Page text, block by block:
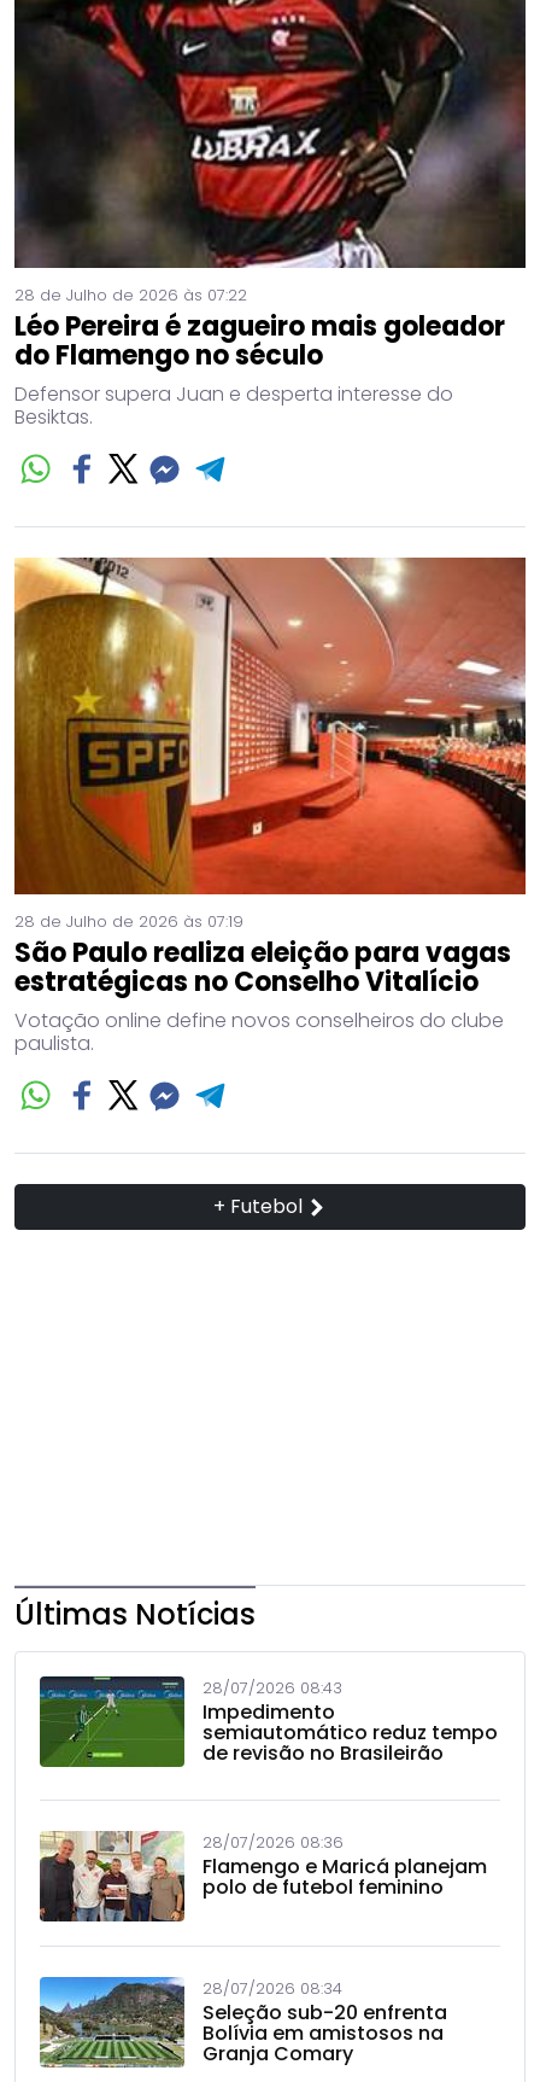
28 de Julho de 2026 às 07:22
Léo Pereira é zagueiro mais goleador
do Flamengo no século
Defensor supera Juan e desperta interesse do
Besiktas.
28 de Julho de 2026 às 07:19
São Paulo realiza eleição para vagas
estratégicas no Conselho Vitalício
Votação online define novos conselheiros do clube
paulista.
+ Futebol
Últimas Notícias
28/07/2026 08:43
Impedimento
semiautomático reduz tempo
de revisão no Brasileirão
28/07/2026 08:36
Flamengo e Maricá planejam
polo de futebol feminino
28/07/2026 08:34
Seleção sub-20 enfrenta
Bolívia em amistosos na
Granja Comary